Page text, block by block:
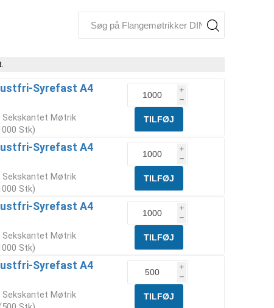
Syrefast A4
Møtrik
Stk)
i
h
Syrefast A4
Møtrik
Stk)
i
h
Syrefast A4
Møtrik
Stk)
i
h
Syrefast A4
Møtrik
i
h